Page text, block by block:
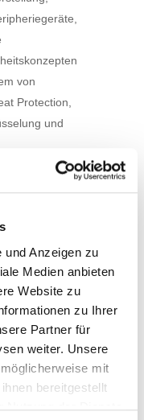
und Anzeigen zu
Medien anbieten
Website zu
zu Ihrer
Partner für
weiter. Unsere
mit
bereitgestellt
Nutzung der Dienste
von
Protection,
und